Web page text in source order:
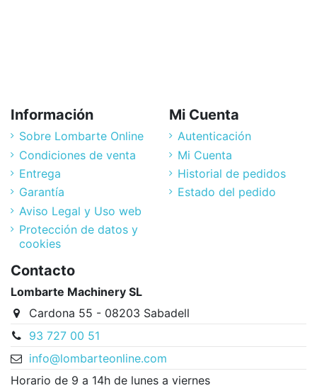
Información
Sobre Lombarte Online
Condiciones de venta
Entrega
Garantía
Aviso Legal y Uso web
Protección de datos y
cookies
Mi Cuenta
Autenticación
Mi Cuenta
Historial de pedidos
Estado del pedido
Contacto
Lombarte Machinery SL
Cardona 55 - 08203 Sabadell
93 727 00 51
info@lombarteonline.com
Horario de 9 a 14h de lunes a viernes